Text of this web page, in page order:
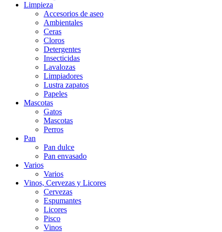
Limpieza
Accesorios de aseo
Ambientales
Ceras
Cloros
Detergentes
Insecticidas
Lavalozas
Limpiadores
Lustra zapatos
Papeles
Mascotas
Gatos
Mascotas
Perros
Pan
Pan dulce
Pan envasado
Varios
Varios
Vinos, Cervezas y Licores
Cervezas
Espumantes
Licores
Pisco
Vinos